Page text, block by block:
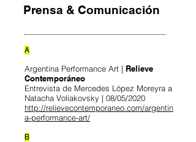
Prensa & Comunicación
A
Argentina Performance Art | Relieve
Contemporáneo
Entrevista de Mercedes López Moreyra a
Natacha Voliakovsky | 08/05/2020
http://relievecontemporaneo.com/argentin
a-performance-art/
B